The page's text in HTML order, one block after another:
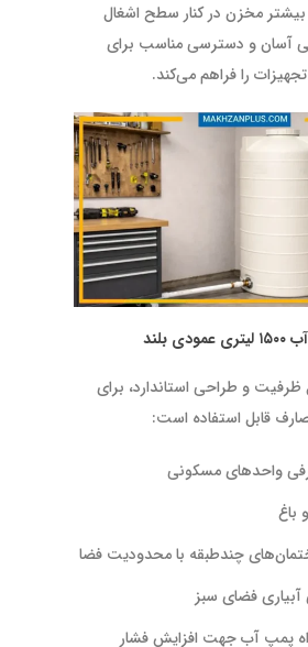
مخزن در کنار سطح اشغال
آسان و دسترسی مناسب برای
را فراهم می‌کند.
و طراحی استاندارد، برای
قابل استفاده است:
واحدهای مسکونی
باغ
چندطبقه با محدودیت فضا
فضای سبز
پمپ آب جهت افزایش فشار